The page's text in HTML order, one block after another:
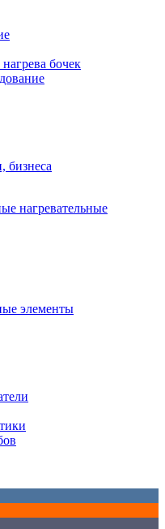
бочек
бизнеса
нагревательные
элементы